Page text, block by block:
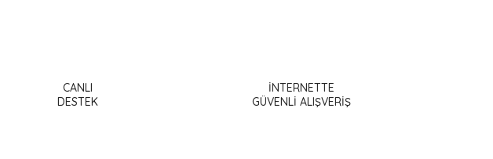
CANLI
DESTEK
İNTERNETTE
GÜVENLİ ALIŞVERİŞ